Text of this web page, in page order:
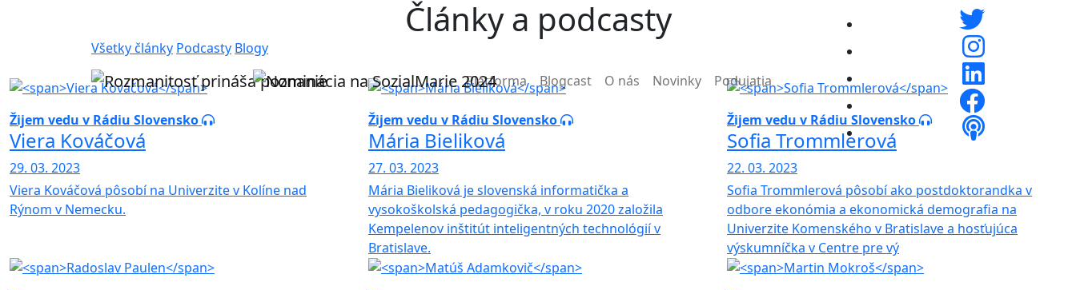
Main navigation
Platforma Blogcast O nás Novinky Podujatia
Články a podcasty
Všetky články Podcasty Blogy
Žijem vedu v Rádiu Slovensko
Viera Kováčová
29. 03. 2023
Viera Kováčová pôsobí na Univerzite v Kolíne nad
Rýnom v Nemecku.
Žijem vedu v Rádiu Slovensko
Mária Bieliková
27. 03. 2023
Mária Bieliková je slovenská informatička a
vysokoškolská pedagogička, v roku 2020 založila
Kempelenov inštitút inteligentných technológií v
Bratislave.
Žijem vedu v Rádiu Slovensko
Sofia Trommlerová
22. 03. 2023
Sofia Trommlerová pôsobí ako postdoktorandka v
odbore ekonómia a ekonomická demografia na
Univerzite Komenského v Bratislave a hosťujúca
výskumníčka v Centre pre vý